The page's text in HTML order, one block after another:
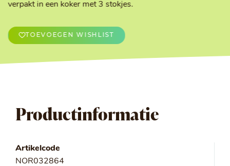
verpakt in een koker met 3 stokjes.
TOEVOEGEN WISHLIST
Productinformatie
Artikelcode
NOR032864